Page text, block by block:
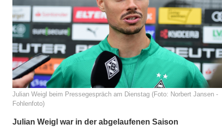
Julian Weigl beim Pressegespräch am Dienstag (Foto: Norbert Jansen -
Fohlenfoto)
Julian Weigl war in der abgelaufenen Saison